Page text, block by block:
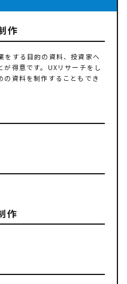
作
をする目的の資料、投資家へ
得意です。UXリサーチをし
の資料を制作することもでき
作